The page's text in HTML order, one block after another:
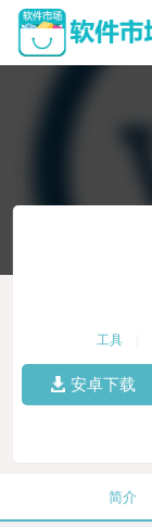
工具
安卓下载
简介